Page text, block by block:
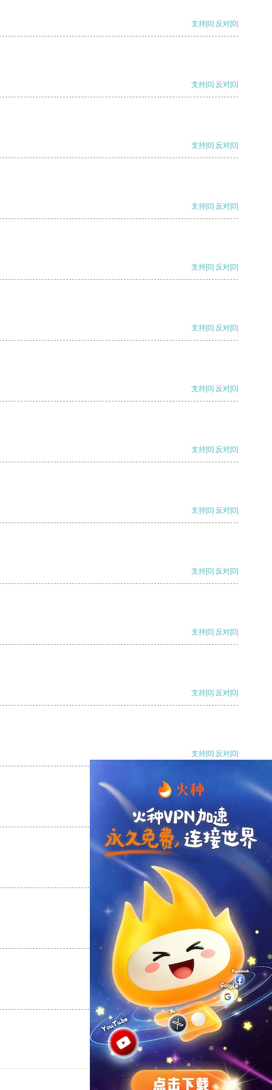
支持[0] 反对[0]
支持[0] 反对[0]
支持[0] 反对[0]
支持[0] 反对[0]
支持[0] 反对[0]
支持[0] 反对[0]
支持[0] 反对[0]
支持[0] 反对[0]
支持[0] 反对[0]
支持[0] 反对[0]
支持[0] 反对[0]
支持[0] 反对[0]
支持[0] 反对[0]
支持[0] 反对
支持
反对 [0]
支持[0] 反对[0]